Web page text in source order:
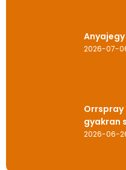
2026-07-
Orrspray
gyakran
2026-06-